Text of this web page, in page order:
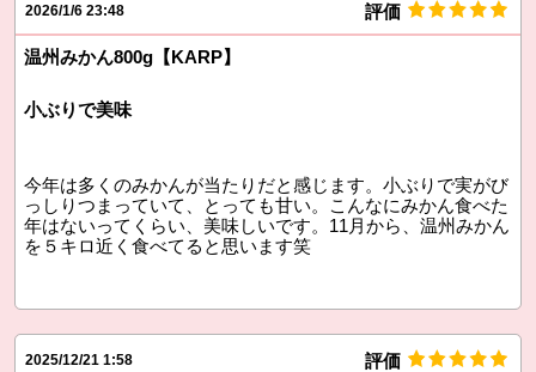
2026/1/6 23:48 評価
温州みかん800g【KARP】
小ぶりで美味
今年は多くのみかんが当たりだと感じます。小ぶりで実がび
っしりつまっていて、とっても甘い。こんなにみかん食べた
年はないってくらい、美味しいです。11月から、温州みかん
を５キロ近く食べてると思います笑
2025/12/21 1:58 評価